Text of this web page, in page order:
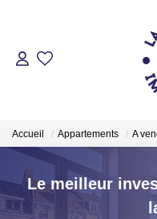
Nos Biens
Accueil Appartements A
Le meilleur